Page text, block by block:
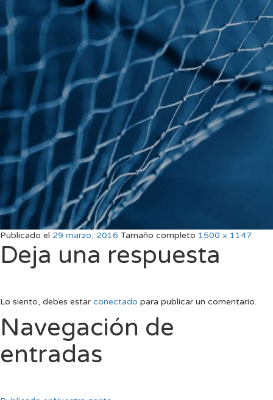
Publicado el 29 marzo, 2016 Tamaño completo 1500 × 1147
Deja una respuesta
Lo siento, debes estar conectado para publicar un comentario.
Navegación de
entradas